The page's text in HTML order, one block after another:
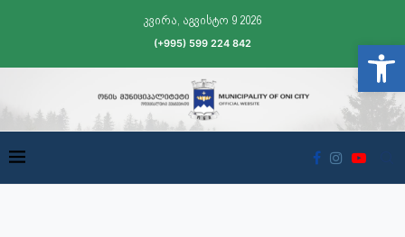
კვირა, აგვისტო 9 2026
(+995) 599 224 842